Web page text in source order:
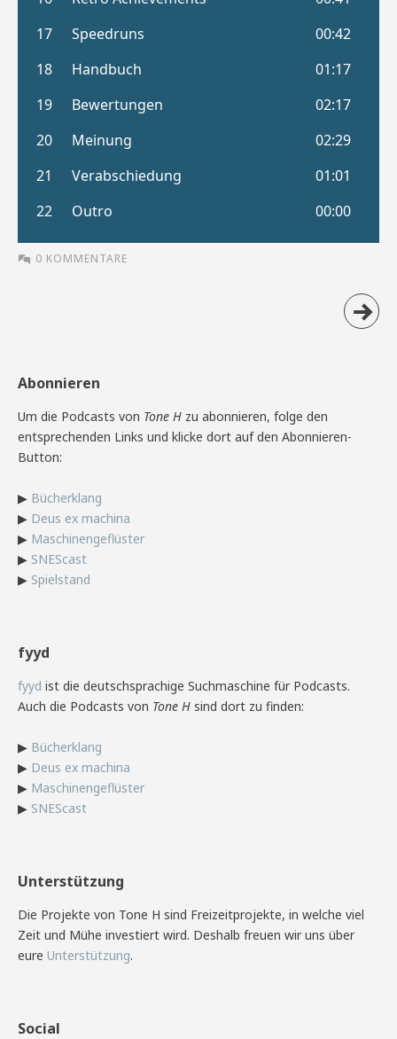
0 KOMMENTARE
Abonnieren
Um die Podcasts von Tone H zu abonnieren, folge den
entsprechenden Links und klicke dort auf den Abonnieren-
Button:
▶ Bücherklang
▶ Deus ex machina
▶ Maschinengeflüster
▶ SNEScast
▶ Spielstand
fyyd
fyyd ist die deutschsprachige Suchmaschine für Podcasts.
Auch die Podcasts von Tone H sind dort zu finden:
▶ Bücherklang
▶ Deus ex machina
▶ Maschinengeflüster
▶ SNEScast
Unterstützung
Die Projekte von Tone H sind Freizeitprojekte, in welche viel
Zeit und Mühe investiert wird. Deshalb freuen wir uns über
eure Unterstützung.
Social